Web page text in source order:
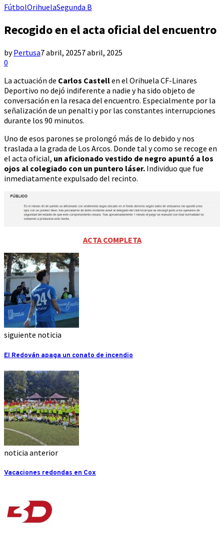
FútbolOrihuelaSegunda B
Recogido en el acta oficial del encuentro
byPertusa7 abril, 20257 abril, 2025
0
La actuación de Carlos Castellen el Orihuela CF-Linares
Deportivo no dejó indiferente a nadie y ha sido objeto de
conversación en la resaca del encuentro. Especialmente por la
señalización de un penalti y por las constantes interrupciones
durante los 90 minutos.
Uno de esos parones se prolongó más de lo debido y nos
traslada a la grada de Los Arcos. Donde tal y como se recoge en
el acta oficial, un aficionado vestido de negro apuntó a los
ojos al colegiado con un puntero láser. Individuo que fue
inmediatamente expulsado del recinto.
ACTA COMPLETA
siguiente noticia
El Redován apaga un conato de incendio
noticia anterior
Vacaciones redondas en Cox